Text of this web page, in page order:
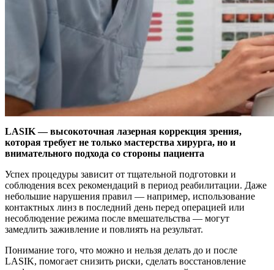
LASIK — высокоточная лазерная коррекция зрения,
которая требует не только мастерства хирурга, но и
внимательного подхода со стороны пациента
Успех процедуры зависит от тщательной подготовки и
соблюдения всех рекомендаций в период реабилитации. Даже
небольшие нарушения правил — например, использование
контактных линз в последний день перед операцией или
несоблюдение режима после вмешательства — могут
замедлить заживление и повлиять на результат.
Понимание того, что можно и нельзя делать до и после
LASIK, помогает снизить риски, сделать восстановление